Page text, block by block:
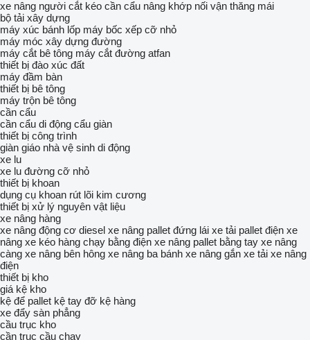
xe nâng người cắt kéo cần cẩu nâng khớp nối vận thăng mái
bộ tải xây dựng
máy xúc bánh lốp máy bốc xếp cỡ nhỏ
máy móc xây dựng đường
máy cắt bê tông máy cắt đường atfan
thiết bị đào xúc đất
máy đầm bàn
thiết bị bê tông
máy trộn bê tông
cần cẩu
cần cẩu di động cẩu giàn
thiết bị công trình
giàn giáo nhà vệ sinh di động
xe lu
xe lu đường cỡ nhỏ
thiết bị khoan
dụng cụ khoan rút lõi kim cương
thiết bị xử lý nguyên vật liệu
xe nâng hàng
xe nâng động cơ diesel xe nâng pallet đứng lái xe tải pallet điện xe
nâng xe kéo hàng chạy bằng điện xe nâng pallet bằng tay xe nâng
càng xe nâng bên hông xe nâng ba bánh xe nâng gắn xe tải xe nâng
điện
thiết bị kho
giá kệ kho
kệ để pallet kệ tay đỡ kệ hàng
xe đẩy sàn phẳng
cầu trục kho
cần trục cầu chạy